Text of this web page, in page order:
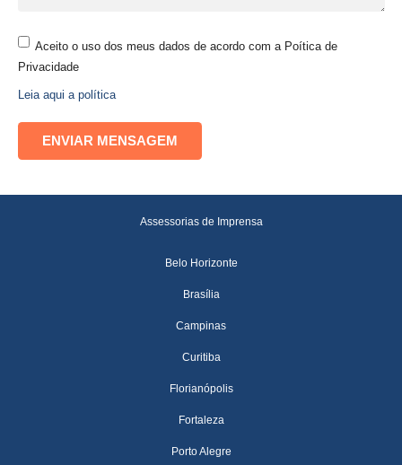
Aceito o uso dos meus dados de acordo com a Poítica de
Privacidade
Leia aqui a política
Assessorias de Imprensa
Belo Horizonte
Brasília
Campinas
Curitiba
Florianópolis
Fortaleza
Porto Alegre